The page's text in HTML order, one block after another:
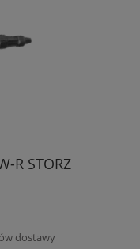
R STORZ
dostawy